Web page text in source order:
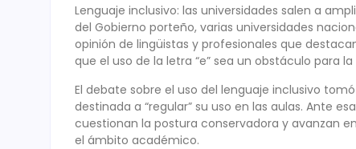
Lenguaje inclusivo: las universidades salen a
del Gobierno porteño, varias universidades
opinión de lingüistas y profesionales que
que el uso de la letra “e” sea un obstáculo para
El debate sobre el uso del lenguaje inclusivo
destinada a “regular” su uso en las aulas. Ante
cuestionan la postura conservadora y avanzan
el ámbito académico.